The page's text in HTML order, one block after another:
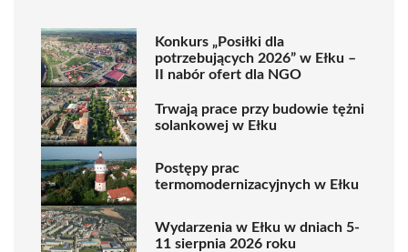
Konkurs „Posiłki dla
potrzebujących 2026” w Ełku –
II nabór ofert dla NGO
Trwają prace przy budowie tężni
solankowej w Ełku
Postępy prac
termomodernizacyjnych w Ełku
Wydarzenia w Ełku w dniach 5-
11 sierpnia 2026 roku